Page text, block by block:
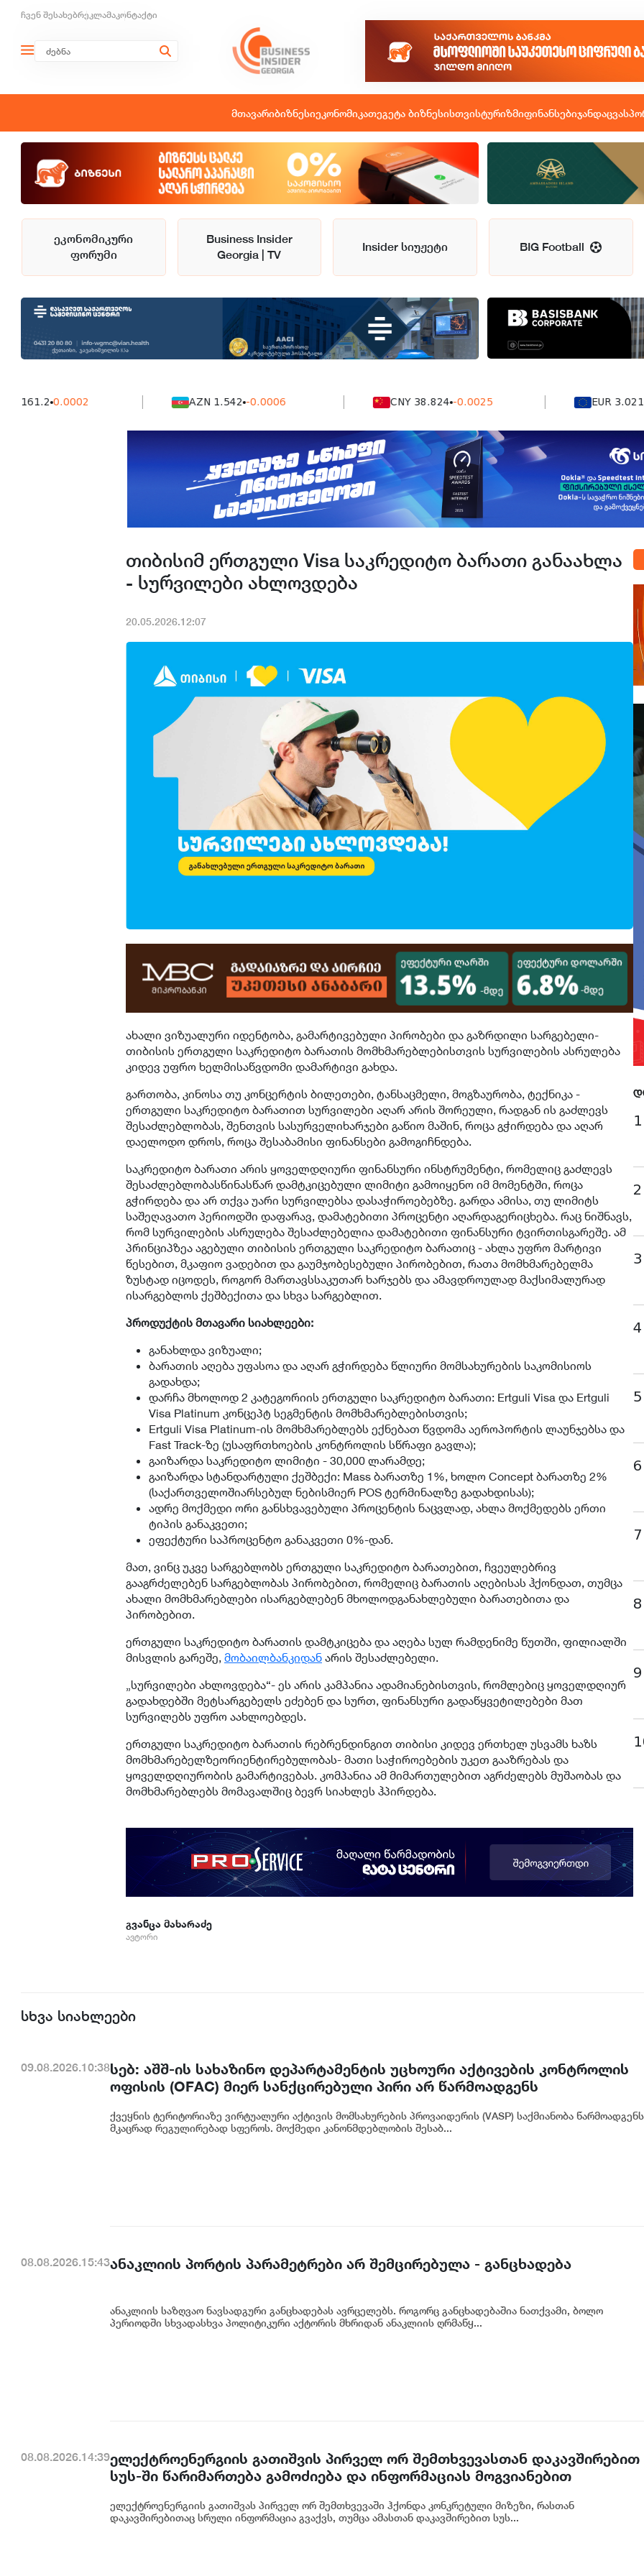
ჩვენ შესახებრეკლამაკონტაქტი
მთავარიბიზნესიეკონომიკათეგეტა ბიზნესისთვისტურიზმიფინანსებიჯანდაცვა
ეკონომიკური
ფორუმი
Business Insider
Georgia | TV
Insider სიუჟეტი BIG Football
0.0002 AZN 1.542 -0.0006 CNY 38.824 -0.0025 EUR 3.0212 -
თიბისიმ ერთგული Visa საკრედიტო ბარათი განაახლა
- სურვილები ახლოვდება
20.05.2026.12:07
ახალი ვიზუალური იდენტობა, გამარტივებული პირობები და გაზრდილი სარგებელი-
თიბისის ერთგული საკრედიტო ბარათის მომხმარებლებისთვის სურვილების ასრულება
კიდევ უფრო ხელმისაწვდომი დამარტივი გახდა.
გართობა, კინოსა თუ კონცერტის ბილეთები, ტანსაცმელი, მოგზაურობა, ტექნიკა -
ერთგული საკრედიტო ბარათით სურვილები აღარ არის შორეული, რადგან ის გაძლევს
შესაძლებლობას, შენთვის სასურველიხარჯები გაწიო მაშინ, როცა გჭირდება და აღარ
დაელოდო დროს, როცა შესაბამისი ფინანსები გამოგიჩნდება.
საკრედიტო ბარათი არის ყოველდღიური ფინანსური ინსტრუმენტი, რომელიც გაძლევს
შესაძლებლობასწინასწარ დამტკიცებული ლიმიტი გამოიყენო იმ მომენტში, როცა
გჭირდება და არ თქვა უარი სურვილებსა დასაჭიროებებზე. გარდა ამისა, თუ ლიმიტს
საშეღავათო პერიოდში დაფარავ, დამატებითი პროცენტი აღარდაგერიცხება. რაც ნიშნავს,
რომ სურვილების ასრულება შესაძლებელია დამატებითი ფინანსური ტვირთისგარეშე. ამ
პრინციპზეა აგებული თიბისის ერთგული საკრედიტო ბარათიც - ახლა უფრო მარტივი
წესებით, მკაფიო ვადებით და გაუმჯობესებული პირობებით, რათა მომხმარებელმა
ზუსტად იცოდეს, როგორ მართავსსაკუთარ ხარჯებს და ამავდროულად მაქსიმალურად
ისარგებლოს ქეშბექითა და სხვა სარგებლით.
პროდუქტის მთავარი სიახლეები:
განახლდა ვიზუალი;
ბარათის აღება უფასოა და აღარ გჭირდება წლიური მომსახურების საკომისიოს
გადახდა;
დარჩა მხოლოდ 2 კატეგორიის ერთგული საკრედიტო ბარათი: Ertguli Visa და Ertguli
Visa Platinum კონცეპტ სეგმენტის მომხმარებლებისთვის;
Ertguli Visa Platinum-ის მომხმარებლებს ექნებათ წვდომა აეროპორტის ლაუნჯებსა და
Fast Track-ზე (უსაფრთხოების კონტროლის სწრაფი გავლა);
გაიზარდა საკრედიტო ლიმიტი - 30,000 ლარამდე;
გაიზარდა სტანდარტული ქეშბექი: Mass ბარათზე 1%, ხოლო Concept ბარათზე 2%
(საქართველოშიარსებულ ნებისმიერ POS ტერმინალზე გადახდისას);
ადრე მოქმედი ორი განსხვავებული პროცენტის ნაცვლად, ახლა მოქმედებს ერთი
ტიპის განაკვეთი;
ეფექტური საპროცენტო განაკვეთი 0%-დან.
მათ, ვინც უკვე სარგებლობს ერთგული საკრედიტო ბარათებით, ჩვეულებრივ
გააგრძელებენ სარგებლობას პირობებით, რომელიც ბარათის აღებისას ჰქონდათ, თუმცა
ახალი მომხმარებლები ისარგებლებენ მხოლოდგანახლებული ბარათებითა და
პირობებით.
ერთგული საკრედიტო ბარათის დამტკიცება და აღება სულ რამდენიმე წუთში, ფილიალში
მისვლის გარეშე, მობაილბანკიდან არის შესაძლებელი.
„სურვილები ახლოვდება“- ეს არის კამპანია ადამიანებისთვის, რომლებიც ყოველდღიურ
გადახდებში მეტსარგებელს ეძებენ და სურთ, ფინანსური გადაწყვეტილებები მათ
სურვილებს უფრო აახლოებდეს.
ერთგული საკრედიტო ბარათის რებრენდინგით თიბისი კიდევ ერთხელ უსვამს ხაზს
მომხმარებელზეორიენტირებულობას- მათი საჭიროებების უკეთ გააზრებას და
ყოველდღიურობის გამარტივებას. კომპანია ამ მიმართულებით აგრძელებს მუშაობას და
მომხმარებლებს მომავალშიც ბევრ სიახლეს ჰპირდება.
გვანცა მახარაძე
ავტორი
1
2
3
4
5
6
7
8
9
სხვა სიახლეები
09.08.2026.10:38სებ: აშშ-ის სახაზინო დეპარტამენტის უცხოური აქტივების კონტროლის
ოფისის (OFAC) მიერ სანქცირებული პირი არ წარმოადგენს
ქვეყნის ტერიტორიაზე ვირტუალური აქტივის მომსახურების პროვაიდერის (VASP) საქმიანობა წარმოადგენს
მკაცრად რეგულირებად სფეროს. მოქმედი კანონმდებლობის შესაბ...
08.08.2026.15:43ანაკლიის პორტის პარამეტრები არ შემცირებულა - განცხადება
ანაკლიის საზღვაო ნავსადგური განცხადებას ავრცელებს. როგორც განცხადებაშია ნათქვამი, ბოლო
პერიოდში სხვადასხვა პოლიტიკური აქტორის მხრიდან ანაკლიის ღრმაწყ...
08.08.2026.14:39ელექტროენერგიის გათიშვის პირველ ორ შემთხვევასთან დაკავშირებით
სუს-ში წარიმართება გამოძიება და ინფორმაციას მოგვიანებით
კონკრეტული მიზეზი - კონკრეტული სარეაბილიტაციო სამუშაოები
ენგურჰესზე - ირაკლი კობახიძე
ელექტროენერგიის გათიშვას პირველ ორ შემთხვევაში ჰქონდა კონკრეტული მიზეზი, რასთან
დაკავშირებითაც სრული ინფორმაცია გვაქვს, თუმცა ამასთან დაკავშირებით სუს...